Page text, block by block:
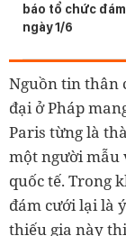
báo tổ chức
ngày 1/6
Nguồn tin thân
đại ở Pháp
Paris từng là
một người mẫu
quốc tế. Trong
đám cưới lại là
thiếu gia này